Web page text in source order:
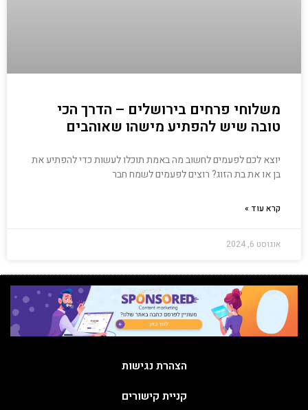
משלוחי פרחים בירושלים – הדרך הכי
טובה שיש להפתיע מישהו שאוהבים
יוצא לכם לפעמים לחשוב מה באמת תוכלו לעשות כדי להפתיע את
בן או את בת הזוג? רוצים לפעמים לשמח חבר
קרא עוד »
אוגוסט 6, 2024
הצהרת נגישות
קניית קישורים